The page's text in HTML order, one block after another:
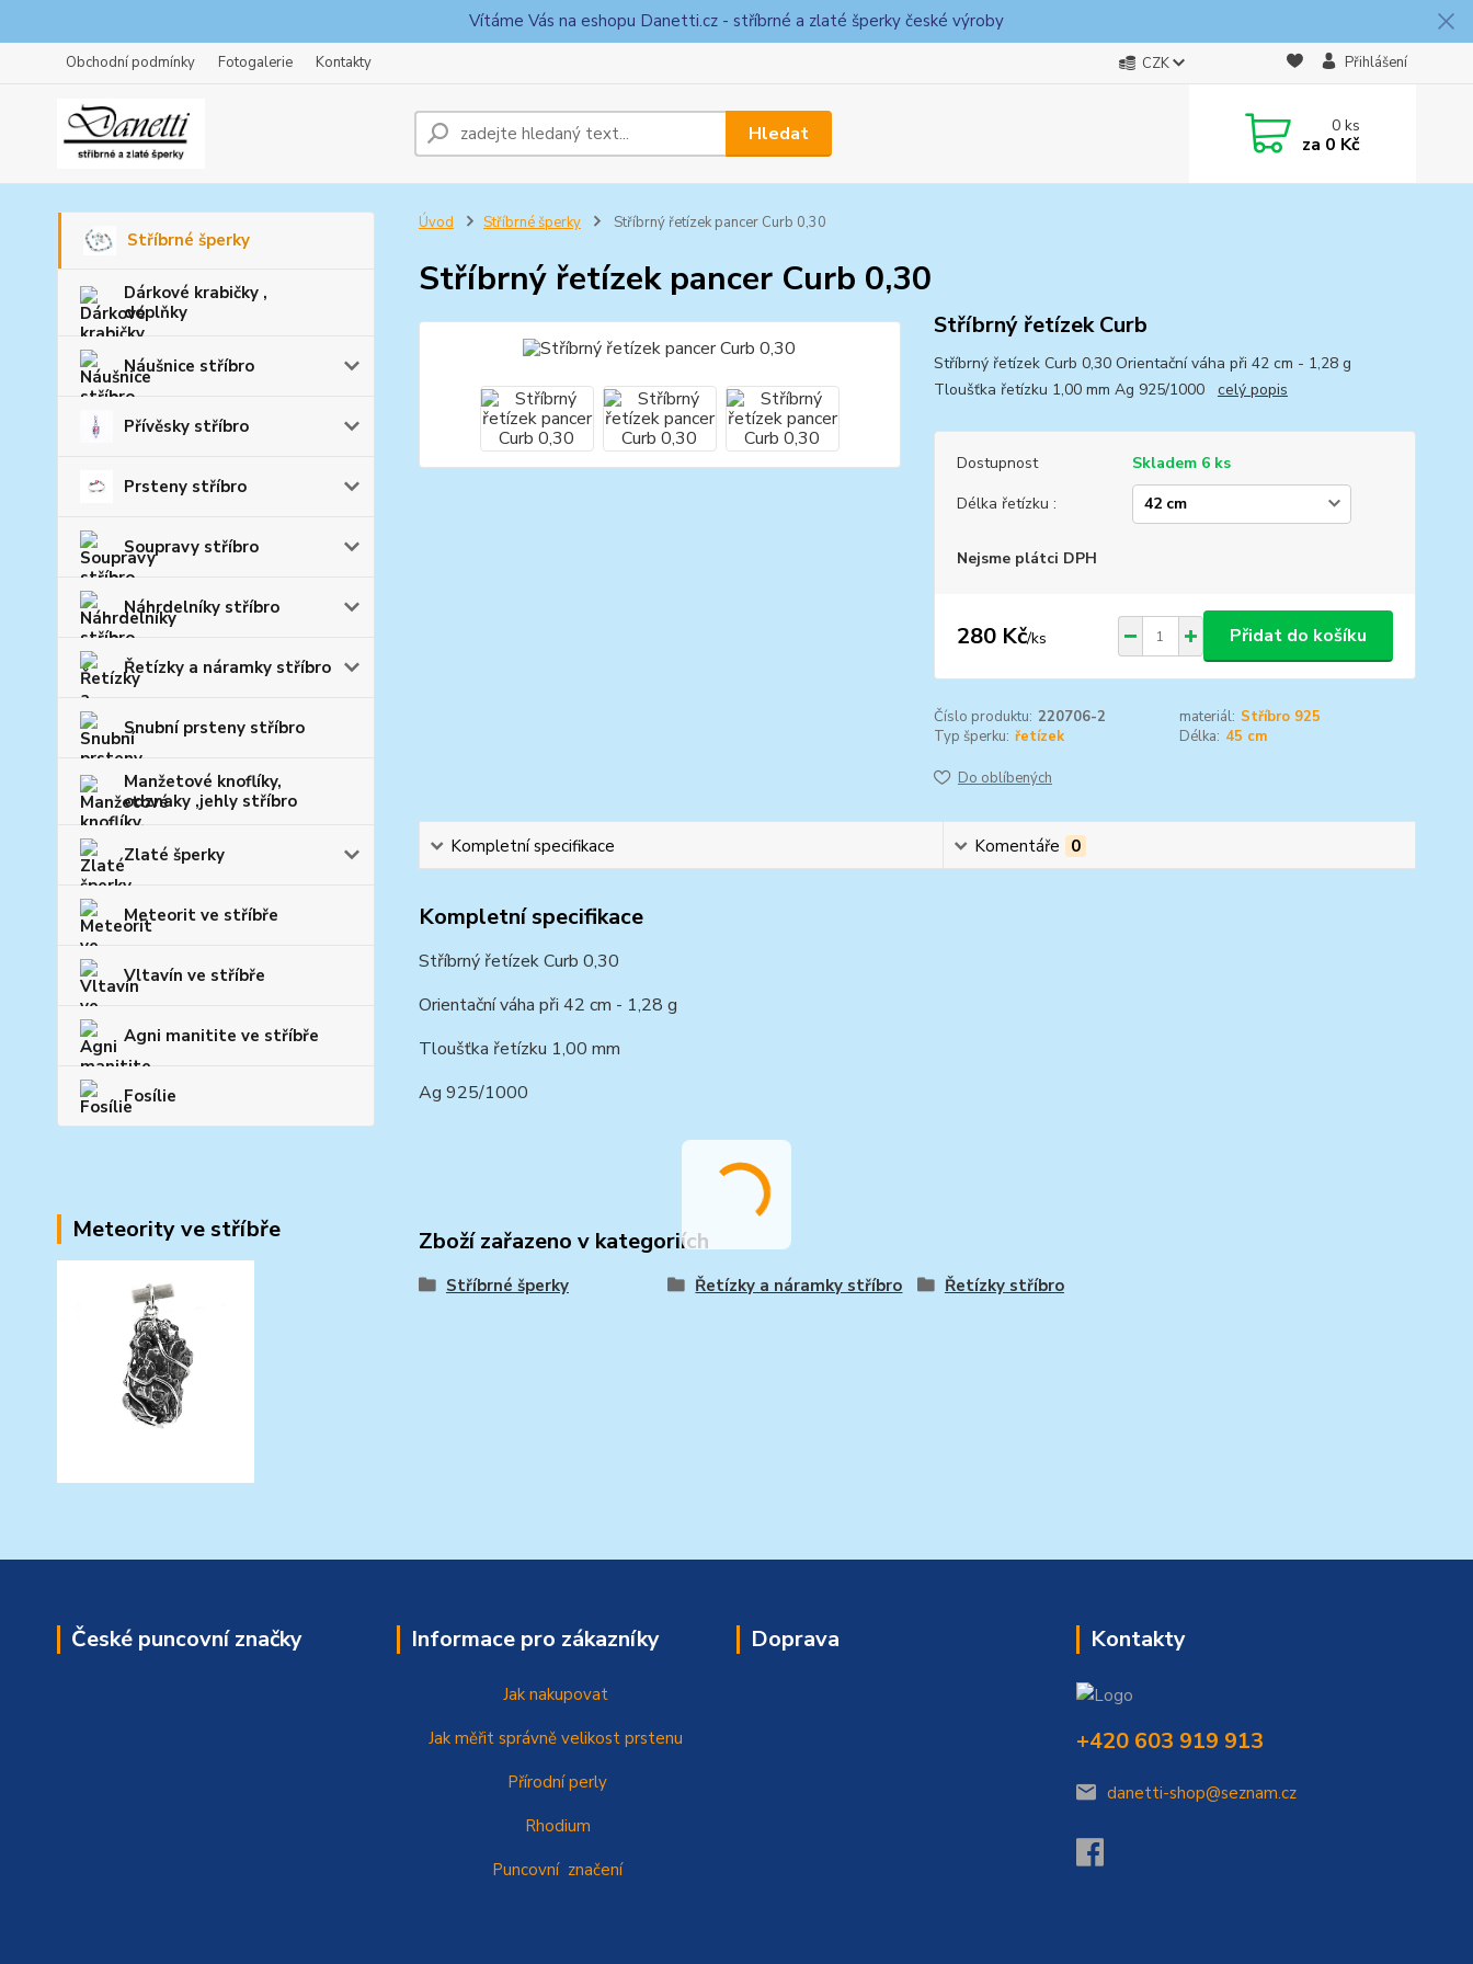
Vítáme Vás na eshopu Danetti.cz - stříbrné a zlaté šperky české výroby
Obchodní podmínky Fotogalerie Kontakty CZK Přihlášení
Hledat 0ks
za 0 Kč
Stříbrné šperky
Dárkové krabičky ,
doplňky
Náušnice stříbro
Přívěsky stříbro
Prsteny stříbro
Soupravy stříbro
Náhrdelníky stříbro
Řetízky a náramky stříbro
Snubní prsteny stříbro
Manžetové knoflíky,
odznaky ,jehly stříbro
Zlaté šperky
Meteorit ve stříbře
Vltavín ve stříbře
Agni manitite ve stříbře
Fosílie
Meteority ve stříbře
Úvod Stříbrné šperky Stříbrný řetízek pancer Curb 0,30
Stříbrný řetízek pancer Curb 0,30
Stříbrný řetízek Curb
Stříbrný řetízek Curb 0,30 Orientační váha při 42 cm - 1,28 g
Tloušťka řetízku 1,00 mm Ag 925/1000 celý popis
Dostupnost
Skladem 6 ks
Délka řetízku :
Nejsme plátci DPH
280 Kč/ks Přidat do košíku
Číslo produktu: 220706-2 materiál: Stříbro 925
Typ šperku: řetízek Délka: 45 cm
Do oblíbených
Kompletní specifikace Komentáře 0
Kompletní specifikace
Stříbrný řetízek Curb 0,30
Orientační váha při 42 cm - 1,28 g
Tloušťka řetízku 1,00 mm
Ag 925/1000
Zboží zařazeno v kategoriích
Stříbrné šperky Řetízky a náramky stříbro Řetízky stříbro
České puncovní značky Informace pro zákazníky
Jak nakupovat
Jak měřit správněvelikost prstenu
Přírodní perly
Rhodium
Puncovní značení
Doprava Kontakty
+420 603 919 913
danetti-shop@seznam.cz